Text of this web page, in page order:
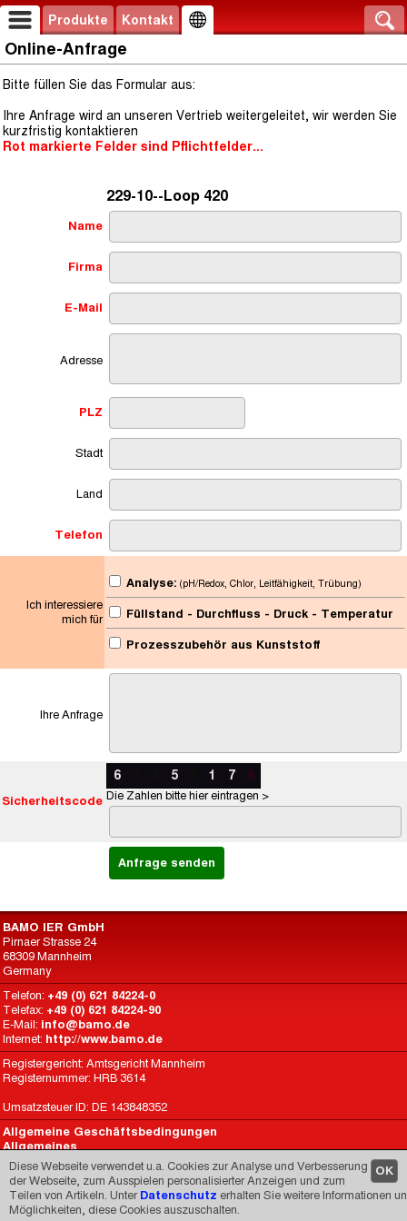
OK
Diese Webseite verwendet u.a. Cookies zur Analyse und Verbesserung
der Webseite, zum Ausspielen personalisierter Anzeigen und zum
Teilen von Artikeln. Unter Datenschutz erhalten Sie weitere Informationen
Möglichkeiten, diese Cookies auszuschalten.
Produkte Kontakt
Online-Anfrage
Bitte füllen Sie das Formular aus:
Ihre Anfrage wird an unseren Vertrieb weitergeleitet, wir werden Sie
kurzfristig kontaktieren
Rot markierte Felder sind Pflichtfelder...
229-10--Loop 420
Name
Firma
E-Mail
Adresse
PLZ
Stadt
Land
Telefon
Ich interessiere
mich für
Analyse: (pH/Redox, Chlor, Leitfähigkeit, Trübung)
Füllstand - Durchfluss - Druck - Temperatur
Prozesszubehör aus Kunststoff
Ihre Anfrage
Sicherheitscode
6 5 1 7 8
Die Zahlen bitte hier eintragen >
BAMO IER GmbH
Pirnaer Strasse 24
68309 Mannheim
Germany
Telefon: +49 (0) 621 84224-0
Telefax: +49 (0) 621 84224-90
E-Mail: info@bamo.de
Internet: http://www.bamo.de
Registergericht: Amtsgericht Mannheim
Registernummer: HRB 3614
Umsatzsteuer ID: DE 143848352
Allgemeine Geschäftsbedingungen
Allgemeines
Datenschutz
BAMO International
Made byCARIMEDIAsince 1998
© 1998-2026 -Impressum